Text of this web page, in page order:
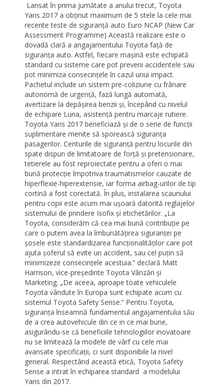
Lansat în prima jumătate a anului trecut, Toyota
Yaris 2017 a obținut maximum de 5 stele la cele mai
recente teste de siguranță auto Euro NCAP (New Car
Assessment Programme) Această realizare este o
dovadă clară a angajamentului Toyota față de
siguranța auto. Astfel, fiecare mașină este echipată
standard cu sisteme care pot preveni accidentele sau
pot minimiza consecințele în cazul unui impact.
Pachetul include un sistem pre-coliziune cu frânare
autonomă de urgență, fază lungă automată,
avertizare la depășirea benzii și, începând cu nivelul
de echipare Luna, asistență pentru marcaje rutiere.
Toyota Yaris 2017 beneficiază și de o serie de funcții
suplimentare menite să sporească siguranța
pasagerilor. Centurile de siguranță pentru locurile din
spate dispun de limitatoare de forță și pretensionare,
tetierele au fost reproiectate pentru a oferi o mai
bună protecție împotriva traumatismelor cauzate de
hiperflexie-hiperextensie, iar forma airbag-urilor de tip
cortină a fost corectată. În plus, instalarea scaunului
pentru copii este acum mai ușoară datorită reglajelor
sistemului de prindere Isofix și etichetărilor. „La
Toyota, considerăm că cea mai bună contribuție pe
care o putem avea la îmbunătățirea siguranței pe
șosele este standardizarea funcționalităților care pot
ajuta șoferul să evite un accident, sau cel puțin să
minimizeze consecințele acestuia.” declară Matt
Harrison, vice-președinte Toyota Vânzări și
Marketing. „De aceea, aproape toate vehiculele
Toyota vândute în Europa sunt echipate acum cu
sistemul Toyota Safety Sense.” Pentru Toyota,
siguranța înseamnă fundamentul angajamentului său
de a crea autovehicule din ce in ce mai bune,
asigurându-se că beneficiile tehnologiilor inovatoare
nu se limitează la modele de vârf cu cele mai
avansate specificații, ci sunt disponibile la nivel
general. Respectând această etică, Toyota Safety
Sense a intrat în echiparea standard a modelului
Yaris din 2017.